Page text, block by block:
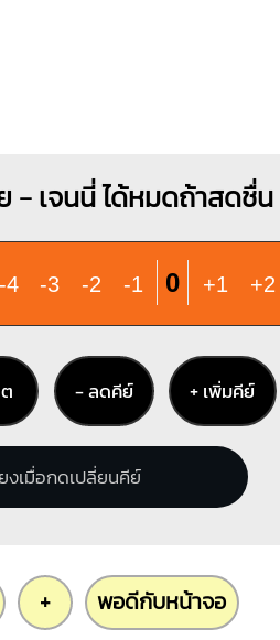
- เจนนี่ ได้หมดถ้าสดชื่
-4 -3 -2 -1 0 +1 +2
− ลดคีย์ + เพิ่มคีย์
งเมื่อกดเปลี่ยนคีย์
+ พอดีกับหน้าจอ